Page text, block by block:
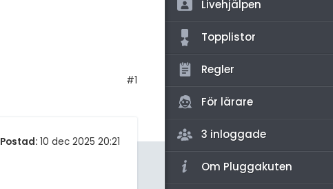
#1
Postad: 10 dec 2025 20:21
Livehjälpen
Topplistor
Regler
För lärare
3 inloggade
Om Pluggakuten
Övriga diskussioner